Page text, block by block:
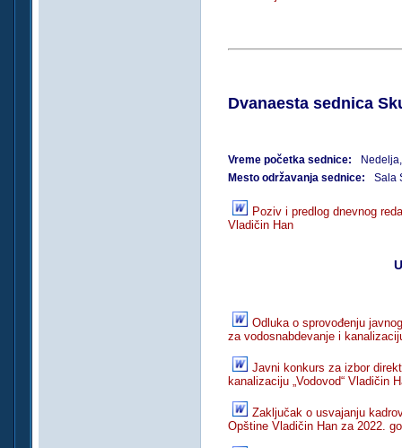
Dvanaesta sednica
Vreme početka sednice:
Mesto održavanja sednice:
Sala
Poziv i predlog dnevnog
Vladičin Han
Odluka o sprovođenju
za vodosnabdevanje i
Javni konkurs za izbor
kanalizaciju „Vodovod“ Vladičin
Zaključak o usvajanju
Opštine Vladičin Han za 2022.